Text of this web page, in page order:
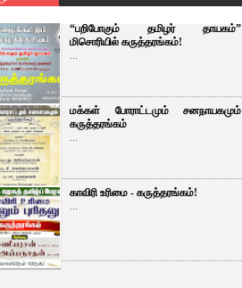
“பறிபோகும் தமிழர் தாயகம்”
மிசொரியில் கருத்தரங்கம்!
...
மக்கள் போராட்டமும் சனநாயகமும்
கருத்தரங்கம்
...
காவிரி உரிமை - கருத்தரங்கம்!
...